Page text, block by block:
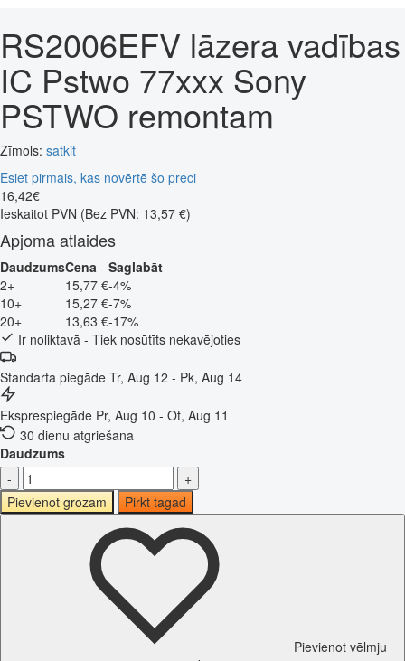
RS2006EFV lāzera vadības
IC Pstwo 77xxx Sony
PSTWO remontam
Zīmols: satkit
Esiet pirmais, kas novērtē šo preci
16,42€
Ieskaitot PVN (Bez PVN: 13,57 €)
Apjoma atlaides
DaudzumsCena
Saglabāt
2+
15,77 €-4%
10+
15,27 €-7%
20+
13,63 €-17%
Ir noliktavā - Tiek nosūtīts nekavējoties
Standarta piegāde Tr, Aug 12 - Pk, Aug 14
Eksprespiegāde Pr, Aug 10 - Ot, Aug 11
30 dienu atgriešana
Daudzums
-
+
Pievienot grozam
Pirkt tagad
Pievienot vēlmju